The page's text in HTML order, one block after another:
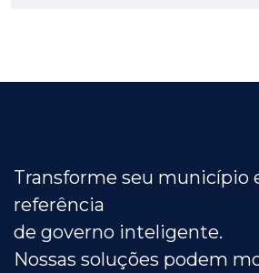
Transforme seu município
referência
de governo inteligente.
Nossas soluções podem